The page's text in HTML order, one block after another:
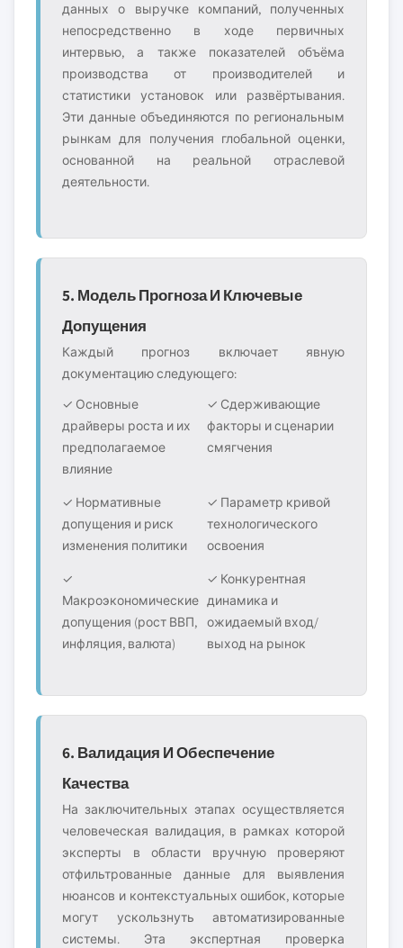
данных о выручке компаний, полученных
непосредственно в ходе первичных
интервью, а также показателей объёма
производства от производителей и
статистики установок или развёртывания.
Эти данные объединяются по региональным
рынкам для получения глобальной оценки,
основанной на реальной отраслевой
деятельности.
5. Модель Прогноза И Ключевые
Допущения
Каждый прогноз включает явную
документацию следующего:
✓ Основные
драйверы роста и их
предполагаемое
влияние
✓ Сдерживающие
факторы и сценарии
смягчения
✓ Нормативные
допущения и риск
изменения политики
✓ Параметр кривой
технологического
освоения
✓
Макроэкономические
допущения (рост ВВП,
инфляция, валюта)
✓ Конкурентная
динамика и
ожидаемый вход/
выход на рынок
6. Валидация И Обеспечение
Качества
На заключительных этапах осуществляется
человеческая валидация, в рамках которой
эксперты в области вручную проверяют
отфильтрованные данные для выявления
нюансов и контекстуальных ошибок, которые
могут ускользнуть автоматизированные
системы. Эта экспертная проверка